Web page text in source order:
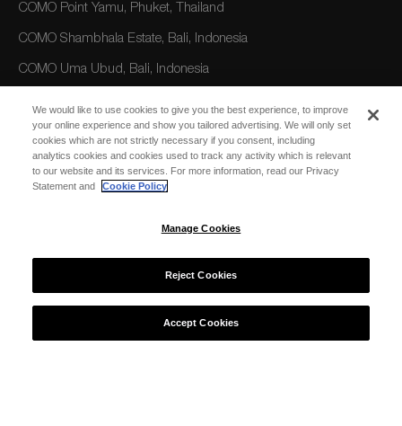
COMO Point Yamu, Phuket, Thailand
COMO Shambhala Estate, Bali, Indonesia
COMO Uma Ubud, Bali, Indonesia
AMERICAS
COMO Parrot Cay, Turks and Caicos
We would like to use cookies to give you the best experience, to improve
your online experience and show you tailored advertising. We will only set
cookies which are not strictly necessary if you consent, including
analytics cookies and cookies used to track any activity which is relevant
to our website and its services. For more information, read our Privacy
Statement and
Cookie Policy
Manage Cookies
Reject Cookies
Accept Cookies